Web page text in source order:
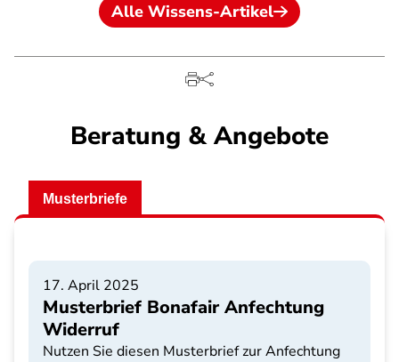
Alle Wissens-Artikel
Beratung & Angebote
Musterbriefe
17. April 2025
Musterbrief Bonafair Anfechtung
Widerruf
Nutzen Sie diesen Musterbrief zur Anfechtung